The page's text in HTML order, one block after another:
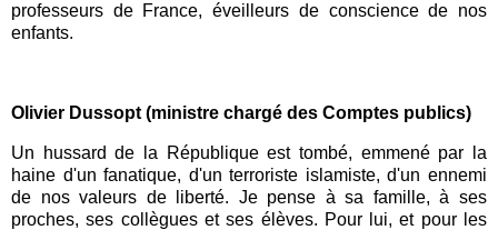
professeurs de France, éveilleurs de conscience de nos
enfants.
Olivier Dussopt (ministre chargé des Comptes publics)
Un hussard de la République est tombé, emmené par la
haine d'un fanatique, d'un terroriste islamiste, d'un ennemi
de nos valeurs de liberté. Je pense à sa famille, à ses
proches, ses collègues et ses élèves. Pour lui, et pour les